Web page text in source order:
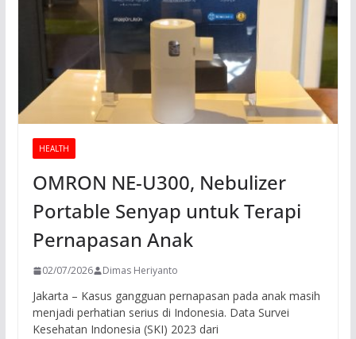
HEALTH
OMRON NE-U300, Nebulizer
Portable Senyap untuk Terapi
Pernapasan Anak
02/07/2026 Dimas Heriyanto
Jakarta – Kasus gangguan pernapasan pada anak masih
menjadi perhatian serius di Indonesia. Data Survei
Kesehatan Indonesia (SKI) 2023 dari